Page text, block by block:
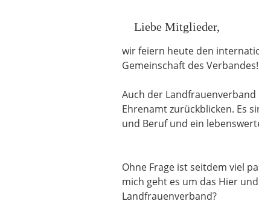
Liebe Mitglieder,
wir feiern heute den
Gemeinschaft des
Auch der Landfrauenverband
Ehrenamt zurückblicken. Es
und Beruf und ein
Ohne Frage ist seitdem viel
mich geht es um das Hier
Landfrauenverband?